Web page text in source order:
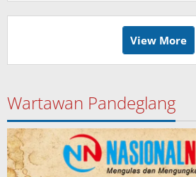
View More
Wartawan Pandeglang